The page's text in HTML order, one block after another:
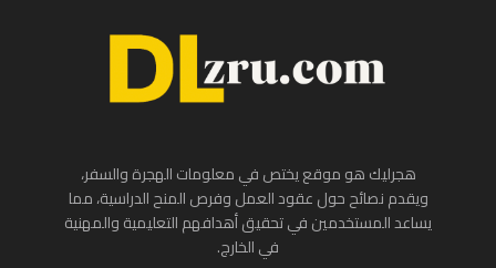
هجرليك هو موقع يختص في معلومات الهجرة والسفر،
ويقدم نصائح حول عقود العمل وفرص المنح الدراسية، مما
يساعد المستخدمين في تحقيق أهدافهم التعليمية والمهنية
في الخارج.